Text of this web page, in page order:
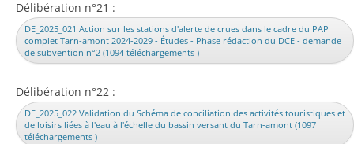
Délibération n°21 :
DE_2025_021 Action sur les stations d'alerte de crues dans le cadre du PAPI
complet Tarn-amont 2024-2029 - Études - Phase rédaction du DCE - demande
de subvention n°2 (1094 téléchargements )
Délibération n°22 :
DE_2025_022 Validation du Schéma de conciliation des activités touristiques et
de loisirs liées à l'eau à l'échelle du bassin versant du Tarn-amont (1097
téléchargements )